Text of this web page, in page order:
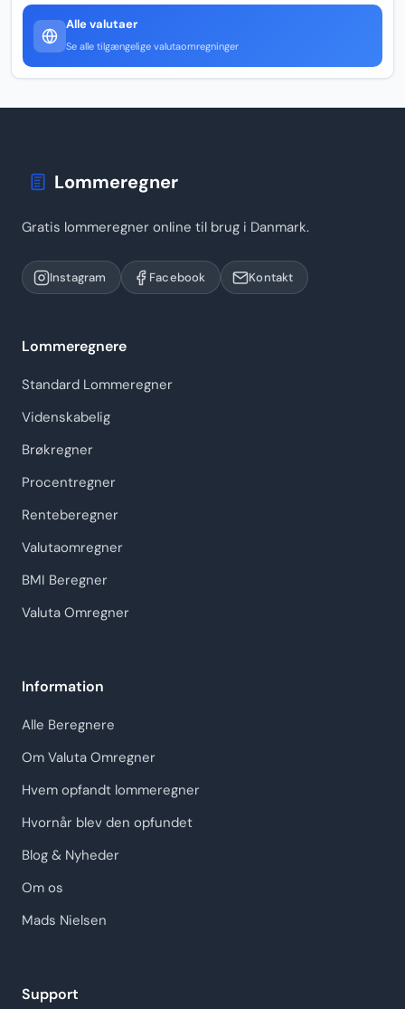
Alle valutaer
Se alle tilgængelige valutaomregninger
Lommeregner
Gratis lommeregner online til brug i Danmark.
Instagram Facebook Kontakt
Lommeregnere
Standard Lommeregner
Videnskabelig
Brøkregner
Procentregner
Renteberegner
Valutaomregner
BMI Beregner
Valuta Omregner
Information
Alle Beregnere
Om Valuta Omregner
Hvem opfandt lommeregner
Hvornår blev den opfundet
Blog & Nyheder
Om os
Mads Nielsen
Support